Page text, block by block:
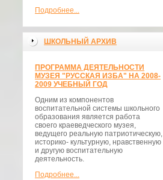
Подробнее...
ШКОЛЬНЫЙ АРХИВ
ПРОГРАММА ДЕЯТЕЛЬНОСТИ
МУЗЕЯ "РУССКАЯ ИЗБА" НА 2008-
2009 УЧЕБНЫЙ ГОД
Одним из компонентов
воспитательной системы школьного
образования является работа
своего краеведческого музея,
ведущего реальную патриотическую,
историко- культурную, нравственную
и другую воспитательную
деятельность.
Подробнее...